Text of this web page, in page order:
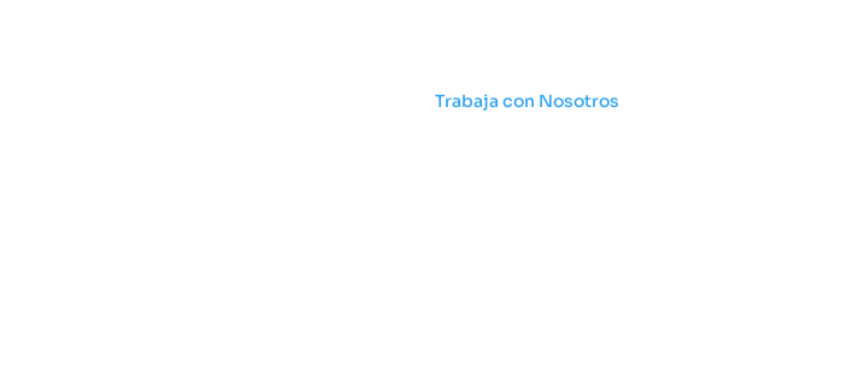
Trabaja con Nosotros